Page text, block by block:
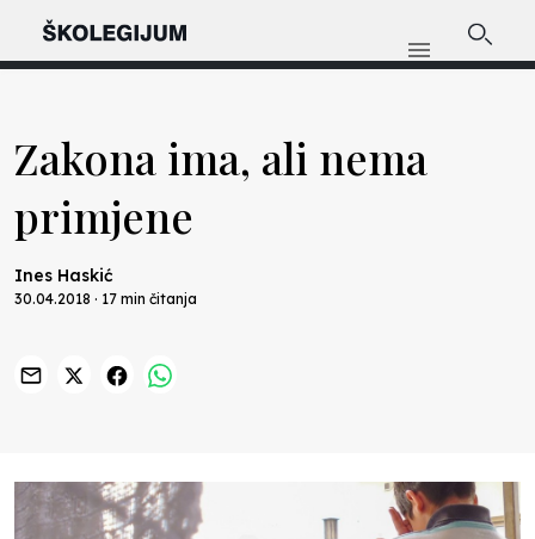
Zakona ima, ali nema
primjene
Ines Haskić
30.04.2018 · 17 min čitanja